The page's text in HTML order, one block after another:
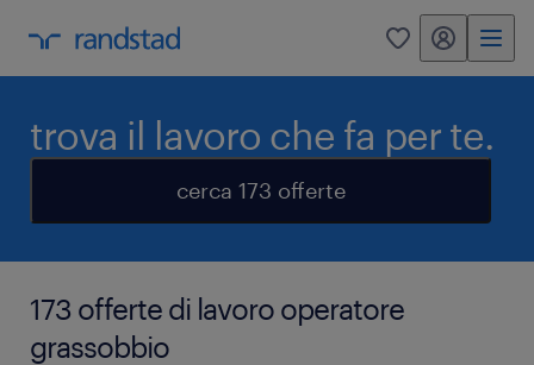
0 my randstad
trova il lavoro che fa per te.
cerca 173 offerte
173 offerte di lavoro operatore
grassobbio